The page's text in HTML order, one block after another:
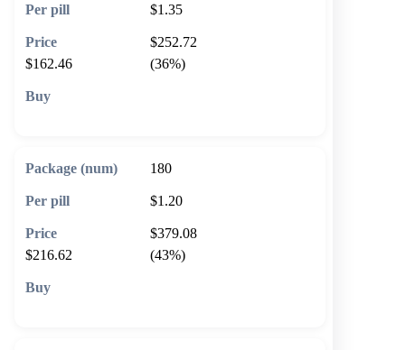
$1.35
$252.72
$162.46
(36%)
180
$1.20
$379.08
$216.62
(43%)